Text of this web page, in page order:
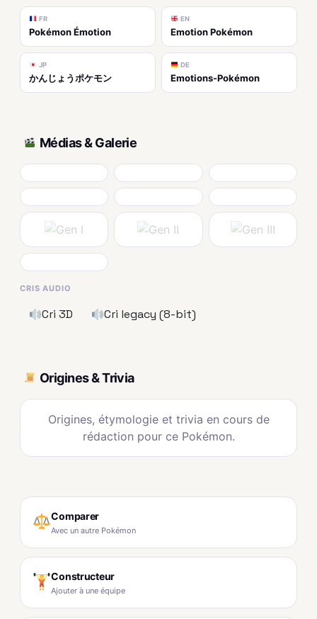
FR
Pokémon Émotion
EN
Emotion Pokémon
JP
かんじょうポケモン
DE
Emotions-Pokémon
Médias & Galerie
CRIS AUDIO
Cri 3D Cri legacy (8-bit)
Origines & Trivia
Origines, étymologie et trivia en cours de
rédaction pour ce Pokémon.
Comparer
Avec un autre Pokémon
Constructeur
Ajouter à une équipe